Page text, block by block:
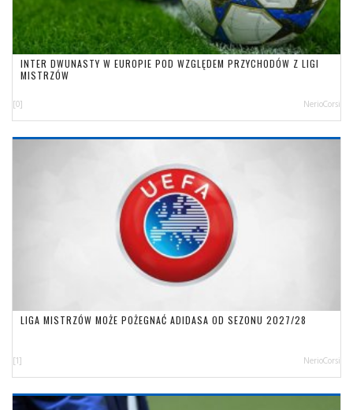
INTER DWUNASTY W EUROPIE POD WZGLĘDEM PRZYCHODÓW Z LIGI
MISTRZÓW
[0] NerioCorsi
LIGA MISTRZÓW MOŻE POŻEGNAĆ ADIDASA OD SEZONU 2027/28
[1] NerioCorsi